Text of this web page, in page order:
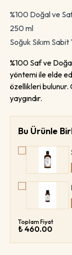
%100 Doğal ve
250 ml
Soğuk Sıkım Sabit
%100 Saf ve
yöntemi ile elde
özellikleri bulunur.
yaygındır.
Bu Ürünle
Toplam Fiyat
₺ 460.00